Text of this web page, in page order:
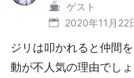
ゲスト
2020年11月22
ジリは叩かれると仲間
動が不人気の理由でしょ